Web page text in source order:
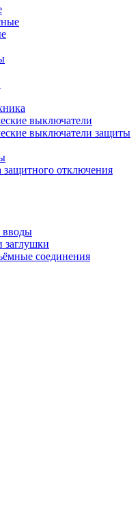
выключатели
выключатели защиты
защитного отключения
вводы
заглушки
соединения